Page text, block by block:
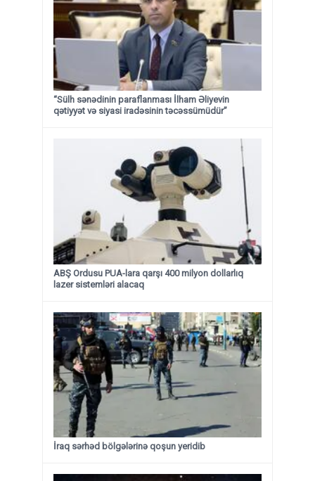
“Sülh sənədinin paraflanması İlham Əliyevin
qətiyyət və siyasi iradəsinin təcəssümüdür”
ABŞ Ordusu PUA-lara qarşı 400 milyon dollarlıq
lazer sistemləri alacaq
İraq sərhəd bölgələrinə qoşun yeridib